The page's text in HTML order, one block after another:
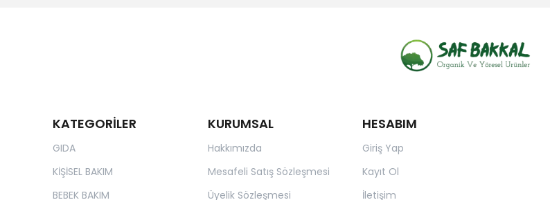
KATEGORİLER
GIDA
KİŞİSEL BAKIM
BEBEK BAKIM
KURUMSAL
Hakkımızda
Mesafeli Satış Sözleşmesi
Üyelik Sözleşmesi
HESABIM
Giriş Yap
Kayıt Ol
İletişim